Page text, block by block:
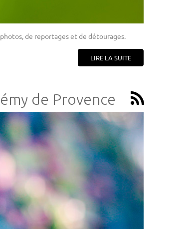
de reportages et de détourages.
LIRE LA SUITE
de Provence